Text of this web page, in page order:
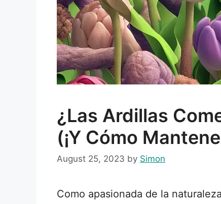
¿Las Ardillas
(¡y Cómo
August 25, 2023 by Simon
Como apasionada de la